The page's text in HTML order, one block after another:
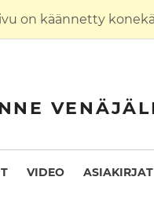
on käännetty
VIDEO ASIAKIRJAT